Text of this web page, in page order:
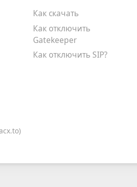
Как скачать
Как отключить
Gatekeeper
Как отключить SIP?